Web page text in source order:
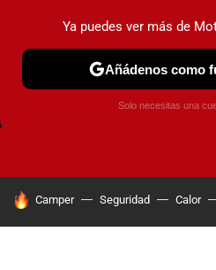
CAMBIO DE ACEITE
HOY SE HABLA DE
Camper Seguridad Calor
Ya puedes ver más de
Añádenos como
Solo necesitas una